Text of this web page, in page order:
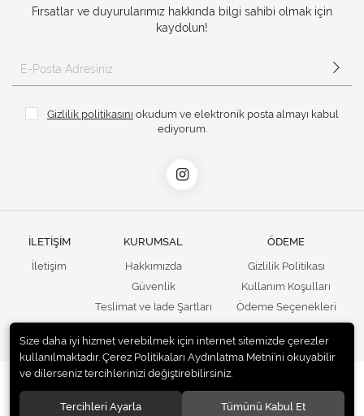
Fırsatlar ve duyurularımız hakkında bilgi sahibi olmak için
kaydolun!
Gizlilik politikasını okudum ve elektronik posta almayı kabul
ediyorum.
İLETİŞİM
İletişim
KURUMSAL
Hakkımızda
Güvenlik
Teslimat ve İade Şartları
ÖDEME
Gizlilik Politikası
Kullanım Koşulları
Ödeme Seçenekleri
Size daha iyi hizmet verebilmek için internet sitemizde çerezler
kullanılmaktadır. Çerez Politikaları Aydınlatma Metni’ni okuyabilir
ve dilerseniz tercihlerinizi değiştirebilirsiniz.
Tercihleri Ayarla Tümünü Kabul Et